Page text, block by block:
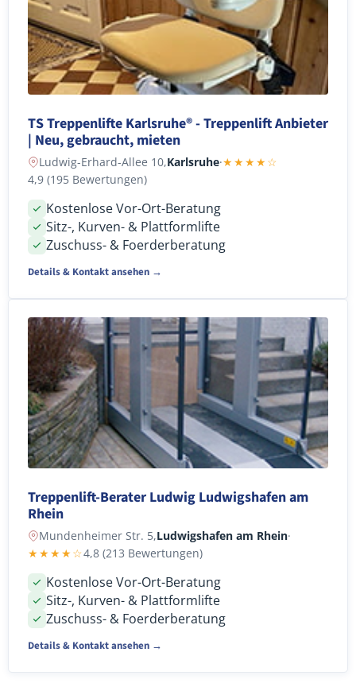
TS Treppenlifte Karlsruhe® - Treppenlift Anbieter
| Neu, gebraucht, mieten
Ludwig-Erhard-Allee 10,Karlsruhe·★★★★☆
4,9 (195 Bewertungen)
Kostenlose Vor-Ort-Beratung
Sitz-, Kurven- & Plattformlifte
Zuschuss- & Foerderberatung
Details & Kontakt ansehen →
Treppenlift-Berater Ludwig Ludwigshafen am
Rhein
Mundenheimer Str. 5,Ludwigshafen am Rhein·
★★★★☆4,8 (213 Bewertungen)
Kostenlose Vor-Ort-Beratung
Sitz-, Kurven- & Plattformlifte
Zuschuss- & Foerderberatung
Details & Kontakt ansehen →